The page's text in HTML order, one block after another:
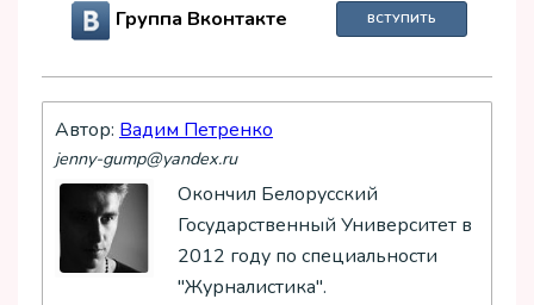
Группа Вконтакте ВСТУПИТЬ
Автор: Вадим Петренко
jenny-gump@yandex.ru
Окончил Белорусский
Государственный Университет в
2012 году по специальности
"Журналистика".